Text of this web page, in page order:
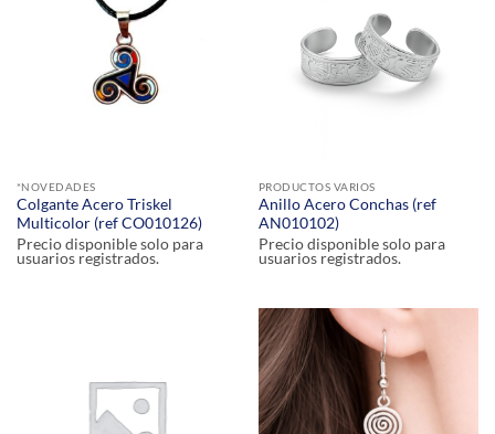
*NOVEDADES
Colgante Acero Triskel
Multicolor (ref CO010126)
Precio disponible solo para
usuarios registrados.
PRODUCTOS VARIOS
Anillo Acero Conchas (ref
AN010102)
Precio disponible solo para
usuarios registrados.